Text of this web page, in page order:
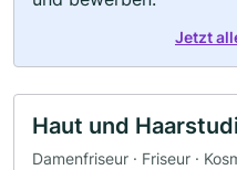
Jetzt
Haut und
Damenfriseur · Friseur ·